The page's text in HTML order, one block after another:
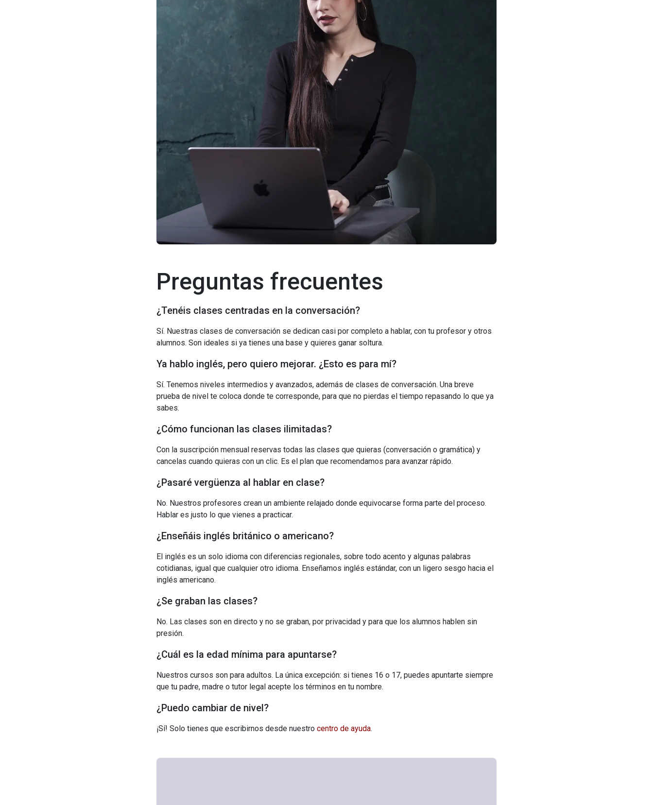
Preguntas frecuentes
¿Tenéis clases centradas en la conversación?
Sí. Nuestras clases de conversación se dedican casi por completo a hablar, con tu profesor y otros
alumnos. Son ideales si ya tienes una base y quieres ganar soltura.
Ya hablo inglés, pero quiero mejorar. ¿Esto es para mí?
Sí. Tenemos niveles intermedios y avanzados, además de clases de conversación. Una breve
prueba de nivel te coloca donde te corresponde, para que no pierdas el tiempo repasando lo que ya
sabes.
¿Cómo funcionan las clases ilimitadas?
Con la suscripción mensual reservas todas las clases que quieras (conversación o gramática) y
cancelas cuando quieras con un clic. Es el plan que recomendamos para avanzar rápido.
¿Pasaré vergüenza al hablar en clase?
No. Nuestros profesores crean un ambiente relajado donde equivocarse forma parte del proceso.
Hablar es justo lo que vienes a practicar.
¿Enseñáis inglés británico o americano?
El inglés es un solo idioma con diferencias regionales, sobre todo acento y algunas palabras
cotidianas, igual que cualquier otro idioma. Enseñamos inglés estándar, con un ligero sesgo hacia el
inglés americano.
¿Se graban las clases?
No. Las clases son en directo y no se graban, por privacidad y para que los alumnos hablen sin
presión.
¿Cuál es la edad mínima para apuntarse?
Nuestros cursos son para adultos. La única excepción: si tienes 16 o 17, puedes apuntarte siempre
que tu padre, madre o tutor legal acepte los términos en tu nombre.
¿Puedo cambiar de nivel?
¡Sí! Solo tienes que escribirnos desde nuestro centro de ayuda.